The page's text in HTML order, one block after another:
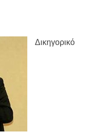
Δικηγορικό